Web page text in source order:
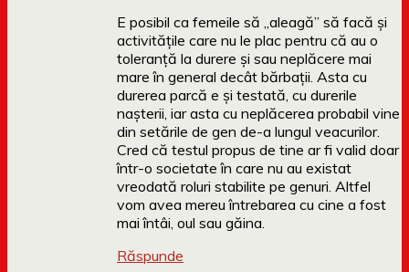
E posibil ca femeile să „aleagă” să facă și
activitățile care nu le plac pentru că au o
toleranță la durere și sau neplăcere mai
mare în general decât bărbații. Asta cu
durerea parcă e și testată, cu durerile
nașterii, iar asta cu neplăcerea probabil vine
din setările de gen de-a lungul veacurilor.
Cred că testul propus de tine ar fi valid doar
într-o societate în care nu au existat
vreodată roluri stabilite pe genuri. Altfel
vom avea mereu întrebarea cu cine a fost
mai întâi, oul sau găina.
Răspunde